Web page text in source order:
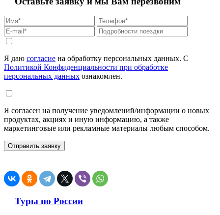
Я даю согласие на обработку персональных данных. С
Политикой Конфиденциальности при обработке
персональных данных ознакомлен.
Я согласен на получение уведомлений/информации о новых
продуктах, акциях и иную информацию, а также
маркетинговые или рекламные материалы любым способом.
Туры по России